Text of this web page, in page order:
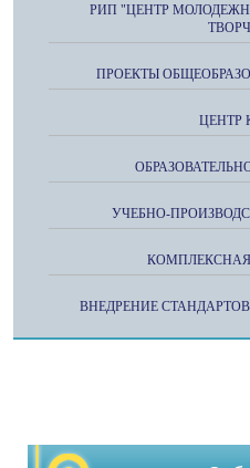
РИП "ЦЕНТР
ПРОЕКТЫ
ЦЕНТР
УЧЕБНО-
ВНЕДРЕНИЕ